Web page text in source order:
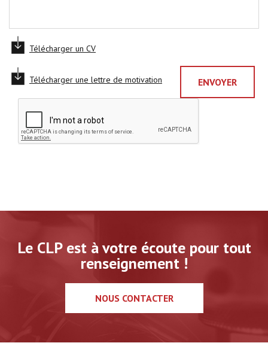
Télécharger un CV
Télécharger une lettre de motivation ENVOYER
Le CLP est à votre écoute pour tout
renseignement !
NOUS CONTACTER